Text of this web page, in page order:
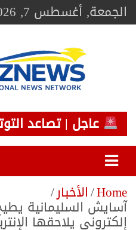
Skip
toالجمعة, أغسطس 7, 2026
BAZNEWS
شبكة باز الإخبارية
عاجل | تصاعد
Home الأخبار
آسايش السليمانية
إلكتروني يلاحقها